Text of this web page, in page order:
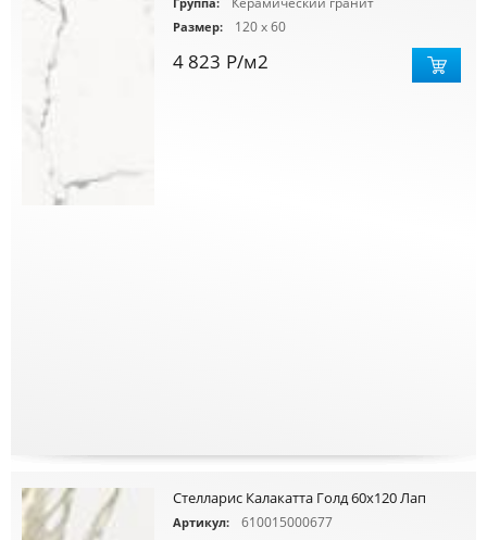
Размер: 120 x 60
4 823 Р/м2
Стелларис Калакатта Голд 60х120 Лап
Артикул: 610015000677